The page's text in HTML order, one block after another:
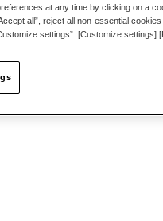
at any time by clicking on a
all”, reject all non-essential
settings”. [Customize settings]